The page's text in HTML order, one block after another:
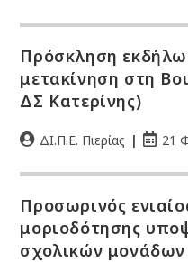
Πρόσκληση
μετακίνηση στη
ΔΣ Κατερίνης)
ΔΙ.Π.Ε. Πιερίας 21
Προσωρινός
μοριοδότησης
σχολικών μονάδων